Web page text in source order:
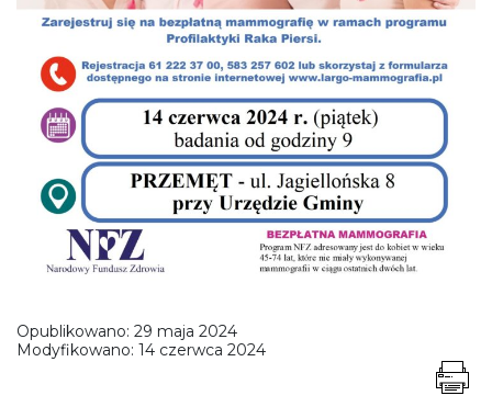
Opublikowano: 29 maja 2024
Modyfikowano: 14 czerwca 2024